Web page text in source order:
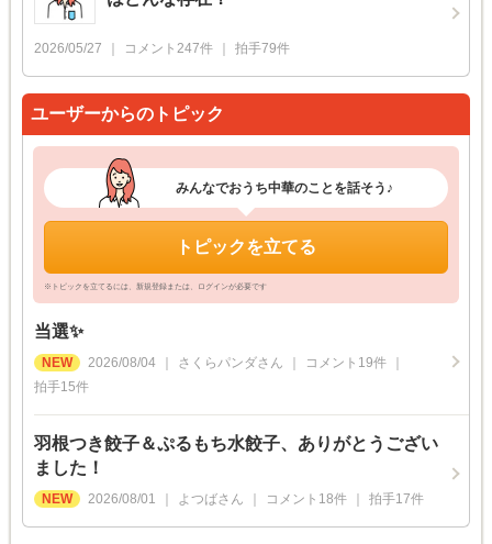
2026/05/27 コメント 247件 拍手79件
ユーザーからのトピック
みんなでおうち中華のことを話そう♪
トピックを立てる
※トピックを立てるには、新規登録または、ログインが必要です
当選✨
2026/08/04 さくらパンダさん コメント 19件
拍手15件
羽根つき餃子＆ぷるもち水餃子、ありがとうござい
ました！
2026/08/01 よつばさん コメント 18件 拍手17件